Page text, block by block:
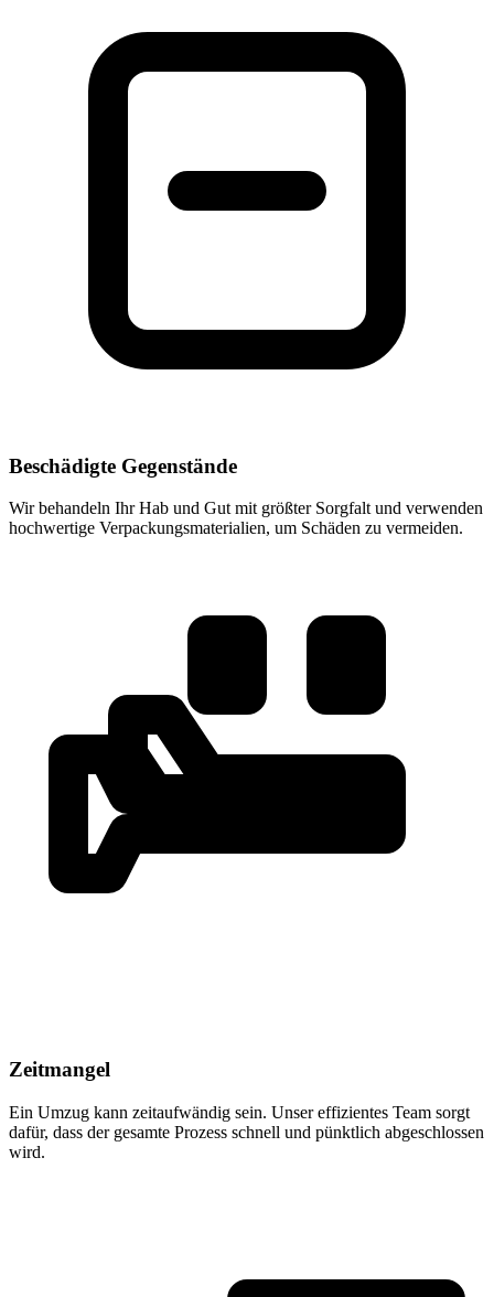
Beschädigte Gegenstände
Wir behandeln Ihr Hab und Gut mit größter Sorgfalt und verwenden
hochwertige Verpackungsmaterialien, um Schäden zu vermeiden.
Zeitmangel
Ein Umzug kann zeitaufwändig sein. Unser effizientes Team sorgt
dafür, dass der gesamte Prozess schnell und pünktlich abgeschlossen
wird.